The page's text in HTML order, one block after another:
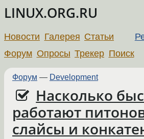
LINUX.ORG.RU
Новости Галерея Статьи
Форум Опросы Трекер Поиск
Форум — Development
Насколько
работают
слайсы и